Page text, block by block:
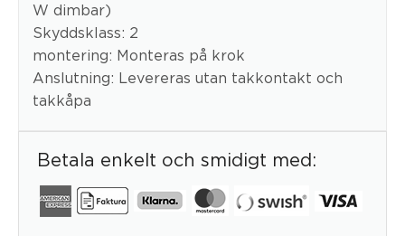
W dimbar)
Skyddsklass: 2
montering: Monteras på krok
Anslutning: Levereras utan takkontakt och
takkåpa
Betala enkelt och smidigt med: